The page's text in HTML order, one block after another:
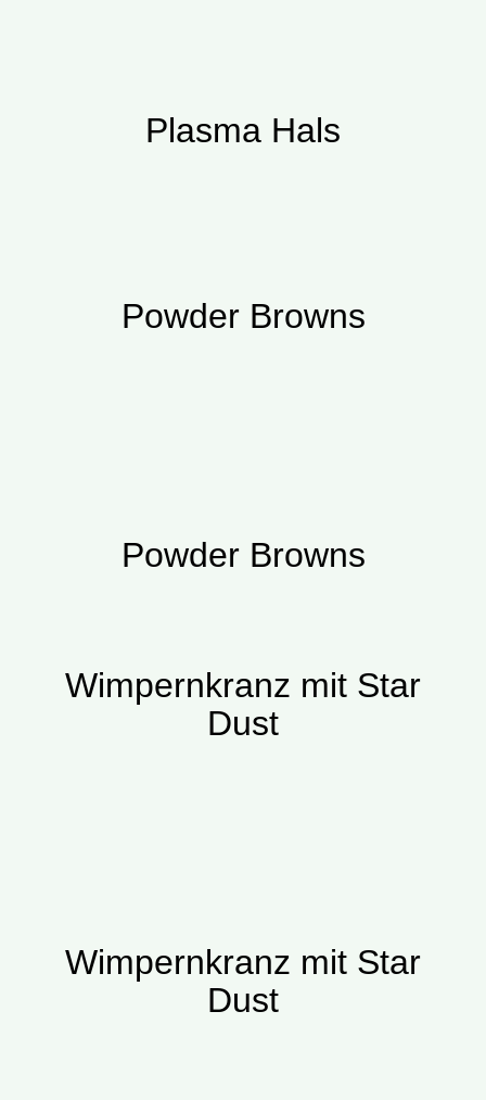
Plasma Hals
Powder Browns
Powder Browns
Wimpernkranz mit Star
Dust
Wimpernkranz mit Star
Dust